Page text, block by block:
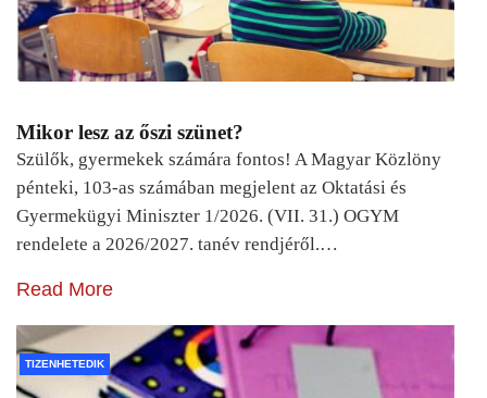
Mikor lesz az őszi szünet?
Szülők, gyermekek számára fontos! A Magyar Közlöny
pénteki, 103-as számában megjelent az Oktatási és
Gyermekügyi Miniszter 1/2026. (VII. 31.) OGYM
rendelete a 2026/2027. tanév rendjéről.…
Read More
TIZENHETEDIK